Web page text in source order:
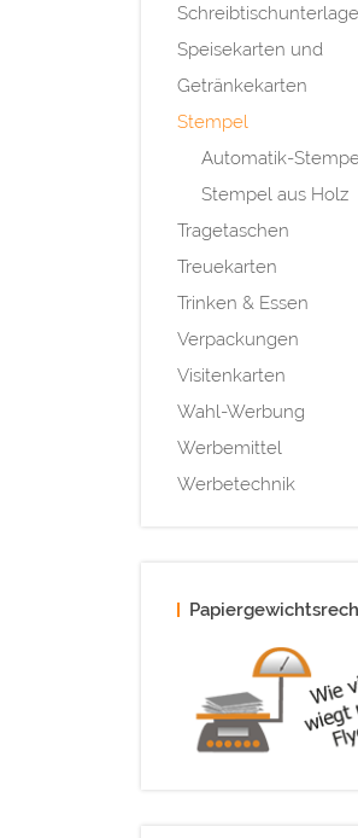
Speisekarten und
Getränkekarten
Stempel
Automatik-
Stempel aus Holz
Tragetaschen
Treuekarten
Trinken & Essen
Verpackungen
Visitenkarten
Wahl-Werbung
Werbemittel
Werbetechnik